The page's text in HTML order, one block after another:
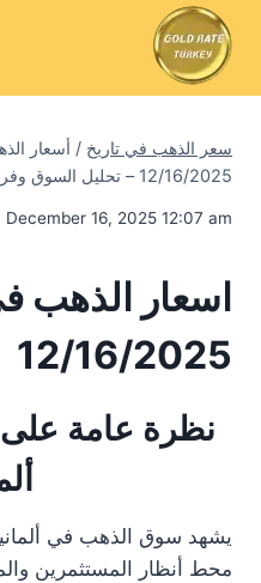
سعر الذهب في تاريخ / أسعار
12/16/2025 – تحليل السوق وفرص الاستثمار
December 16, 2025 12:07 am
اسعار الذهب
12/16/2025
نظرة عامة
يشهد سوق الذهب في
محط أنظار المستثمرين